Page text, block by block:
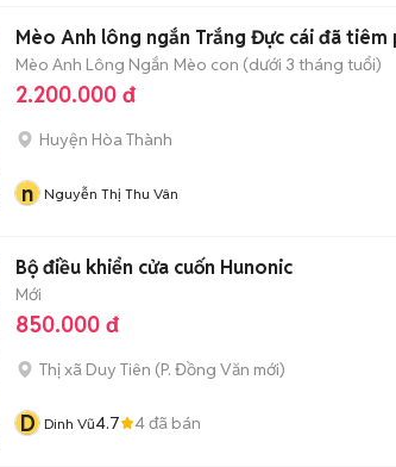
Mèo Anh lông ngắn Trắng Đực cái đã tiêm
Mèo Anh Lông Ngắn Mèo con (dưới 3 tháng tuổi)
2.200.000 đ
Huyện Hòa Thành
n Nguyễn Thị Thu Vân
Bộ điều khiển cửa cuốn Hunonic
Mới
850.000 đ
Thị xã Duy Tiên (P. Đồng Văn mới)
D Dinh Vũ4.7 4đã bán